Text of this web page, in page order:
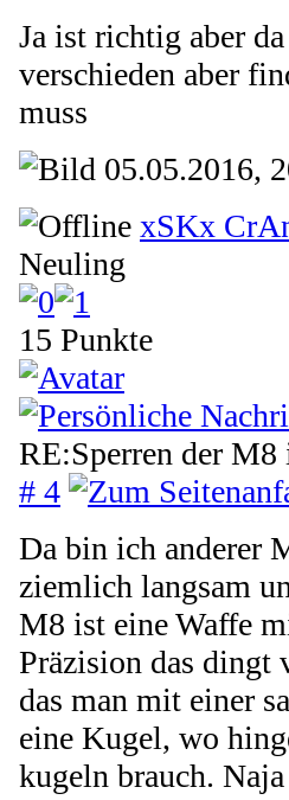
Ja ist richtig aber
verschieden aber
muss
05.05.2016,
xSKx
Neuling
15 Punkte
RE:Sperren der M8
# 4
Da bin ich anderer
ziemlich langsam
M8 ist eine Waffe
Präzision das dingt
das man mit einer
eine Kugel, wo
kugeln brauch.